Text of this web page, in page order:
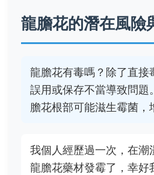
龍膽花的潛在風險
龍膽花有毒嗎？除了直接
誤用或保存不當導致問題
膽花根部可能滋生霉菌，
我個人經歷過一次，在潮
龍膽花藥材發霉了，幸好